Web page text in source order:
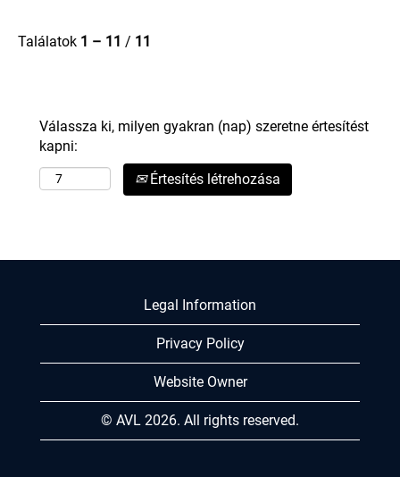
Találatok 1 – 11 / 11
Válassza ki, milyen gyakran (nap) szeretne értesítést
kapni:
Értesítés létrehozása
Legal Information
Privacy Policy
Website Owner
© AVL 2026. All rights reserved.